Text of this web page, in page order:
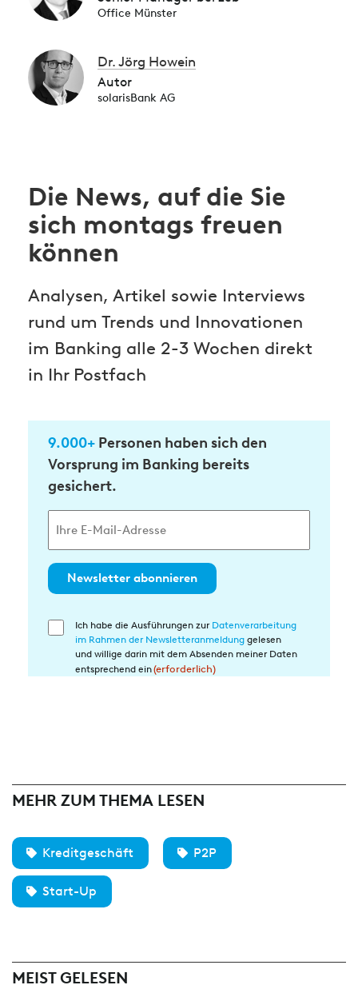
Office Münster
Dr. Jörg Howein
Autor
solarisBank AG
Die News, auf die Sie
sich montags freuen
können
Analysen, Artikel sowie Interviews
rund um Trends und Innovationen
im Banking alle 2-3 Wochen direkt
in Ihr Postfach
9.000+ Personen haben sich den
Vorsprung im Banking bereits
gesichert.
Newsletter abonnieren
Einwilligung
Ich habe die Ausführungen zur Datenverarbeitung
im Rahmen der Newsletteranmeldung gelesen
und willige darin mit dem Absenden meiner Daten
entsprechend ein(erforderlich)
MEHR ZUM THEMA LESEN
Kreditgeschäft P2P
Start-Up
MEIST GELESEN